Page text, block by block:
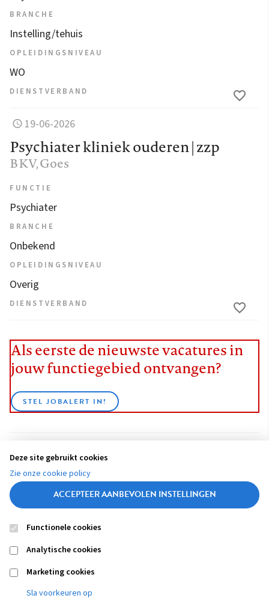
BRANCHE
Instelling/tehuis
OPLEIDINGSNIVEAU
WO
DIENSTVERBAND
19-06-2026
Psychiater kliniek ouderen | zzp
BKV, Goes
FUNCTIE
Psychiater
BRANCHE
Onbekend
OPLEIDINGSNIVEAU
Overig
DIENSTVERBAND
Als eerste de nieuwste vacatures in
jouw functiegebied ontvangen?
STEL JOBALERT IN!
BEKIJK ALLE VACATURES
Footer
navigation
Deze site gebruikt cookies
Zie onze cookie policy
ACCEPTEER AANBEVOLEN INSTELLINGEN
Functionele cookies
Analytische cookies
Marketing cookies
Sla voorkeuren op